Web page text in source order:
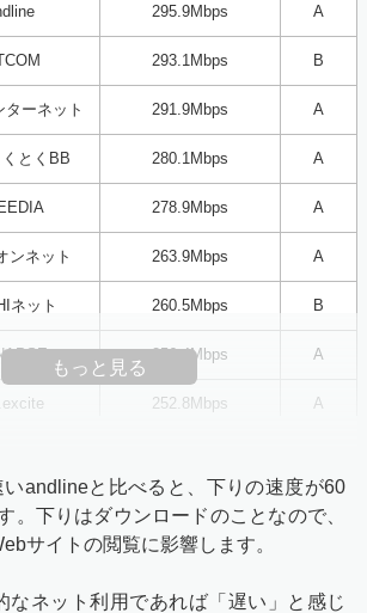
295.9Mbps A
293.1Mbps B
ターネット 291.9Mbps A
とくBB 280.1Mbps A
278.9Mbps A
ンネット 263.9Mbps A
ネット 260.5Mbps B
256.4Mbps A
252.8Mbps A
232.2Mbps A
スネット 215.2Mbps
209.8Mbps A
もっと見る
いandlineと比べると、下りの速度が60
。下りはダウンロードのことなので、
サイトの閲覧に影響します。
なネット利用であれば「遅い」と感じ